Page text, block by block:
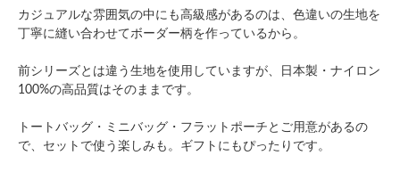
カジュアルな雰囲気の中にも高級感があるのは、色違いの生地を
丁寧に縫い合わせてボーダー柄を作っているから。
前シリーズとは違う生地を使用していますが、日本製・ナイロン
100%の高品質はそのままです。
トートバッグ・ミニバッグ・フラットポーチとご用意があるの
で、セットで使う楽しみも。ギフトにもぴったりです。